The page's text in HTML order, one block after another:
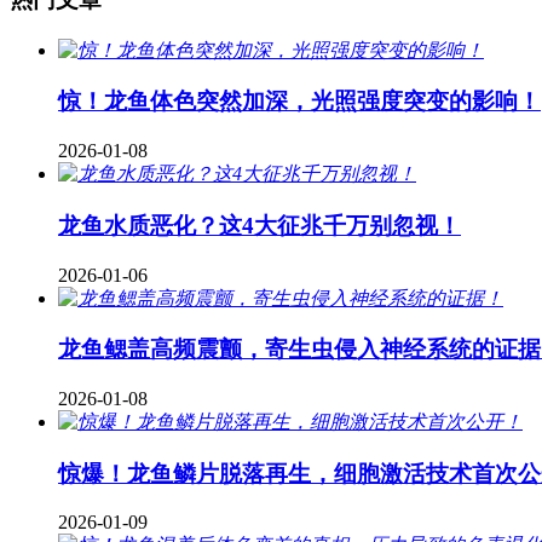
惊！龙鱼体色突然加深，光照强度突变的影响！
2026-01-08
龙鱼水质恶化？这4大征兆千万别忽视！
2026-01-06
龙鱼鳃盖高频震颤，寄生虫侵入神经系统的证
2026-01-08
惊爆！龙鱼鳞片脱落再生，细胞激活技术首次
2026-01-09